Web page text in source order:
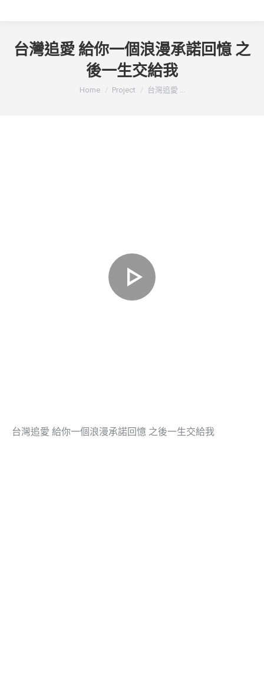
台灣追愛 給你一個浪漫承諾回憶 之
後一生交給我
You are here:
Home Project 台灣追愛 ...
台灣追愛 給你一個浪漫承諾回憶 之後一生交給我